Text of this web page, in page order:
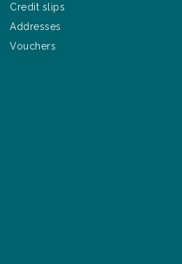
Credit slips
Addresses
Vouchers